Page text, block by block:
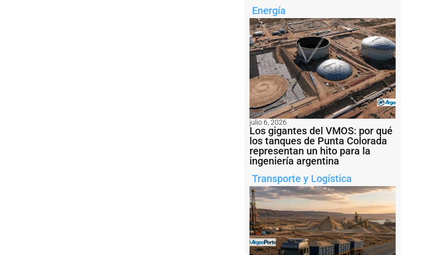
Energía
julio 6, 2026
Los gigantes del VMOS: por qué
los tanques de Punta Colorada
representan un hito para la
ingeniería argentina
Transporte y Logística